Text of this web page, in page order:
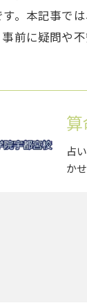
す。本記事で
前に疑問や
占
か